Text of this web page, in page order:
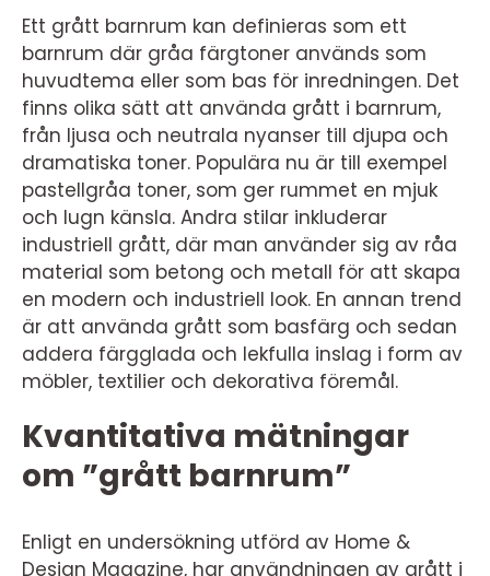
Ett grått barnrum kan definieras som ett
barnrum där gråa färgtoner används som
huvudtema eller som bas för inredningen. Det
finns olika sätt att använda grått i barnrum,
från ljusa och neutrala nyanser till djupa och
dramatiska toner. Populära nu är till exempel
pastellgråa toner, som ger rummet en mjuk
och lugn känsla. Andra stilar inkluderar
industriell grått, där man använder sig av råa
material som betong och metall för att skapa
en modern och industriell look. En annan trend
är att använda grått som basfärg och sedan
addera färgglada och lekfulla inslag i form av
möbler, textilier och dekorativa föremål.
Kvantitativa mätningar
om ”grått barnrum”
Enligt en undersökning utförd av Home &
Design Magazine, har användningen av grått i